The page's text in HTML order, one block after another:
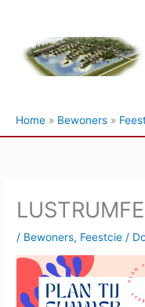
inhoud
Home Bewoners
/ Bewoners, Feestcie /